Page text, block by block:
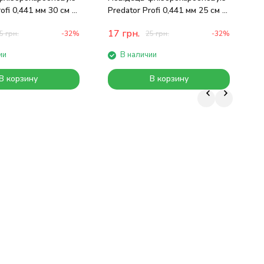
0,441 мм 30 см 9
грн. -32%
корзину
Predator Profi 0,441 мм 25 см 9
17 грн. 25грн. -32%
В наличии
В корзину